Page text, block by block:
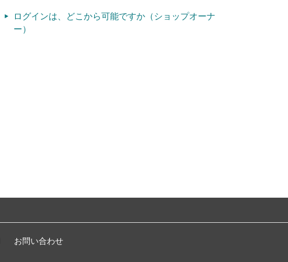
ログインは、どこから可能ですか（ショップオーナ
ー）
お問い合わせ